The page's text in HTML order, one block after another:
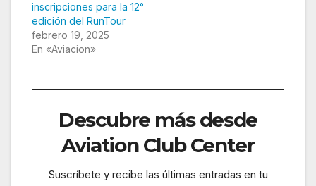
inscripciones para la 12°
edición del RunTour
febrero 19, 2025
En «Aviacion»
Descubre más desde
Aviation Club Center
Suscríbete y recibe las últimas entradas en tu